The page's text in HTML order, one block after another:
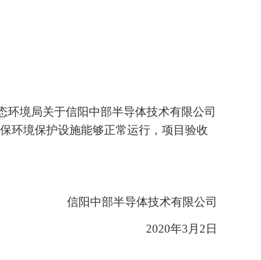
环境局关于信阳中部半导体技术有限公司
环境保护设施能够正常运行，项目验收
信阳中部半导体技术有限公司
2020年3 月 2 日